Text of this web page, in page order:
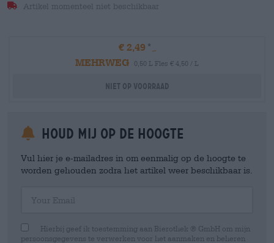
Artikel momenteel niet beschikbaar
€ 2,49
MEHRWEG
0,50 L Fles € 4,50 / L
Niet op voorraad
Houd mij op de hoogte
Vul hier je e-mailadres in om eenmalig op de hoogte te
worden gehouden zodra het artikel weer beschikbaar is.
Hierbij geef ik toestemming aan Bierothek ® GmbH om mijn
persoonsgegevens te verwerken voor het aanmaken en beheren